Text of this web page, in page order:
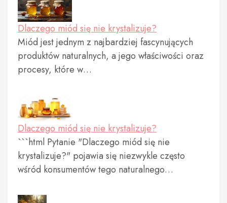
Dlaczego miód się nie krystalizuje?
Miód jest jednym z najbardziej fascynujących
produktów naturalnych, a jego właściwości oraz
procesy, które w…
Dlaczego miód się nie krystalizuje?
```html Pytanie "Dlaczego miód się nie
krystalizuje?" pojawia się niezwykle często
wśród konsumentów tego naturalnego…